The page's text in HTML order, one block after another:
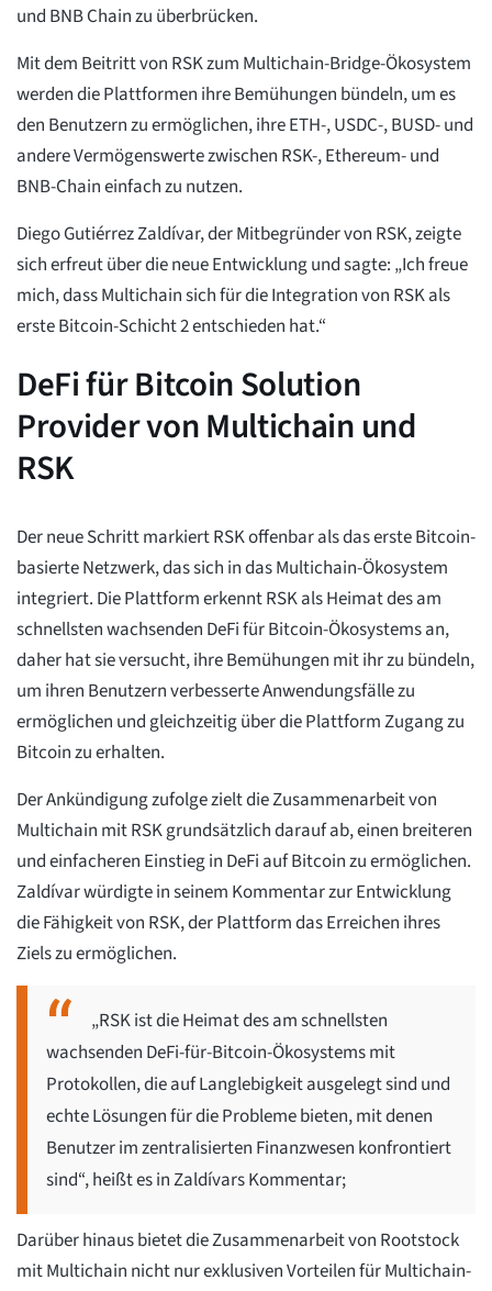
und BNB Chain zu überbrücken.
Mit dem Beitritt von RSK zum Multichain-Bridge-Ökosystem
werden die Plattformen ihre Bemühungen bündeln, um es
den Benutzern zu ermöglichen, ihre ETH-, USDC-, BUSD- und
andere Vermögenswerte zwischen RSK-, Ethereum- und
BNB-Chain einfach zu nutzen.
Diego Gutiérrez Zaldívar, der Mitbegründer von RSK, zeigte
sich erfreut über die neue Entwicklung und sagte: „Ich freue
mich, dass Multichain sich für die Integration von RSK als
erste Bitcoin-Schicht 2 entschieden hat.“
DeFi für Bitcoin Solution
Provider von Multichain und
RSK
Der neue Schritt markiert RSK offenbar als das erste Bitcoin-
basierte Netzwerk, das sich in das Multichain-Ökosystem
integriert. Die Plattform erkennt RSK als Heimat des am
schnellsten wachsenden DeFi für Bitcoin-Ökosystems an,
daher hat sie versucht, ihre Bemühungen mit ihr zu bündeln,
um ihren Benutzern verbesserte Anwendungsfälle zu
ermöglichen und gleichzeitig über die Plattform Zugang zu
Bitcoin zu erhalten.
Der Ankündigung zufolge zielt die Zusammenarbeit von
Multichain mit RSK grundsätzlich darauf ab, einen breiteren
und einfacheren Einstieg in DeFi auf Bitcoin zu ermöglichen.
Zaldívar würdigte in seinem Kommentar zur Entwicklung
die Fähigkeit von RSK, der Plattform das Erreichen ihres
Ziels zu ermöglichen.
„RSK ist die Heimat des am schnellsten
wachsenden DeFi-für-Bitcoin-Ökosystems mit
Protokollen, die auf Langlebigkeit ausgelegt sind und
echte Lösungen für die Probleme bieten, mit denen
Benutzer im zentralisierten Finanzwesen konfrontiert
sind“, heißt es in Zaldívars Kommentar;
Darüber hinaus bietet die Zusammenarbeit von Rootstock
mit Multichain nicht nur exklusiven Vorteilen für Multichain-